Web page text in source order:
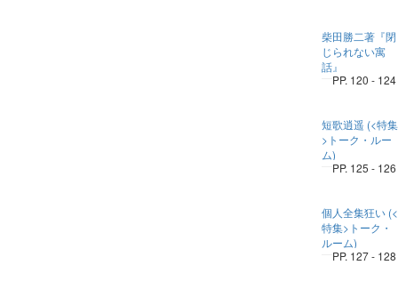
柴田勝二著『閉
じられない寓
話』
PP. 120 - 124
短歌逍遥 (<特集
>トーク・ルー
ム)
PP. 125 - 126
個人全集狂い (<
特集>トーク・
ルーム)
PP. 127 - 128